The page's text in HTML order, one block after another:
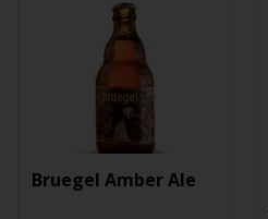
Bruegel Amber Ale